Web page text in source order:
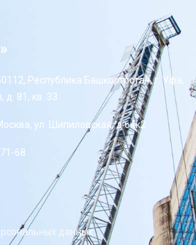
Республика Башкортостан, г. Уфа,
д. 81, кв. 33
ул. Шипиловская, д 64к2
68
данных